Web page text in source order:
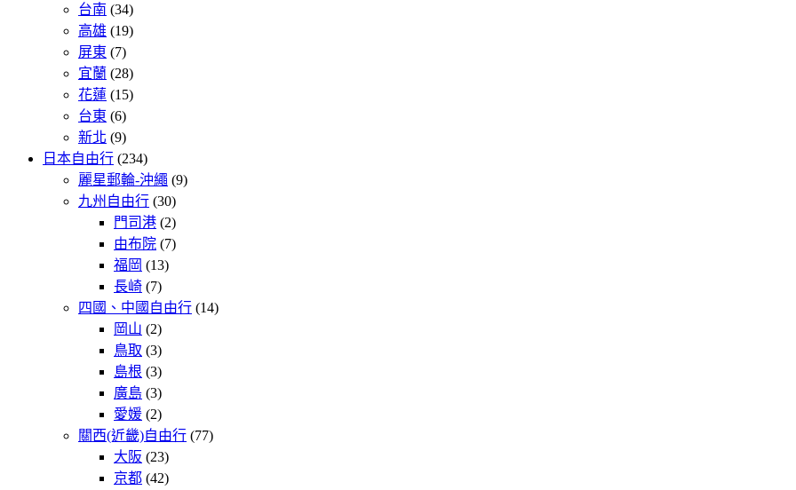
台南 (34)
高雄 (19)
屏東 (7)
宜蘭 (28)
花蓮 (15)
台東 (6)
新北 (9)
日本自由行 (234)
麗星郵輪-沖繩 (9)
九州自由行 (30)
門司港 (2)
由布院 (7)
福岡 (13)
長崎 (7)
四國、中國自由行 (14)
岡山 (2)
鳥取 (3)
島根 (3)
廣島 (3)
愛媛 (2)
關西(近畿)自由行 (77)
大阪 (23)
京都 (42)